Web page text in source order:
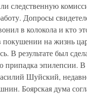
следственную
Допросы
в колокола и кто
покушении на жизнь
В результате был
припадка эпилепсии.
Шуйский,
Боярская дума